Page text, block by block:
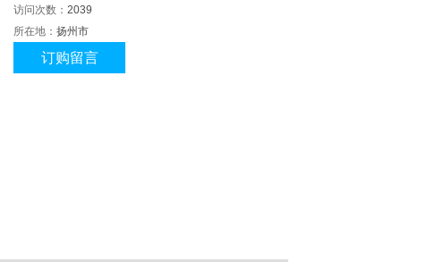
效的解决方案。
访问次数：2039
所在地：扬州市
订购留言